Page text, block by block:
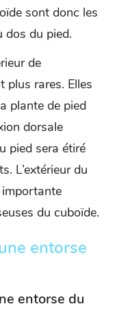
sont donc les
dos du pied.
de
plus rares. Elles
plante de pied
dorsale
pied sera étiré
L’extérieur du
importante
du cuboïde.
entorse
entorse du